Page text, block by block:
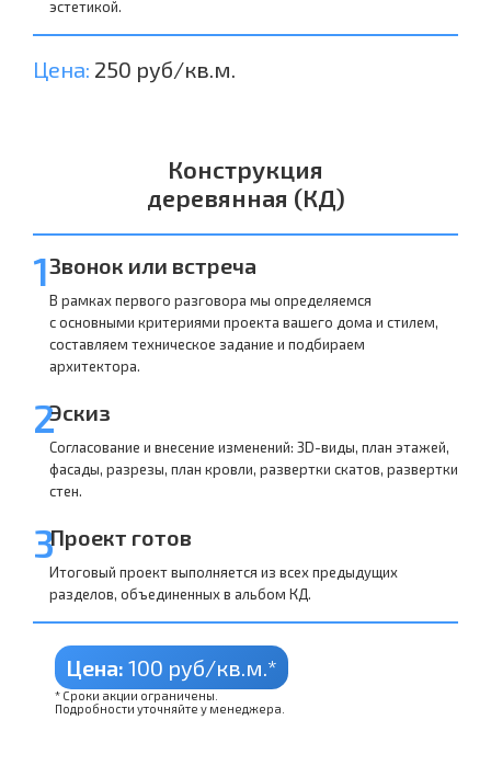
эстетикой.
Цена: 250 руб/кв.м.
Конструкция
деревянная (КД)
1Звонок или встреча
В рамках первого разговора мы определяемся
с основными критериями проекта вашего дома и стилем,
составляем техническое задание и подбираем
архитектора.
2Эскиз
Согласование и внесение изменений: 3D-виды, план этажей,
фасады, разрезы, план кровли, развертки скатов, развертки
стен.
3Проект готов
Итоговый проект выполняется из всех предыдущих
разделов, объединенных в альбом КД.
Цена: 100 руб/кв.м.*
* Сроки акции ограничены.
Подробности уточняйте у менеджера.